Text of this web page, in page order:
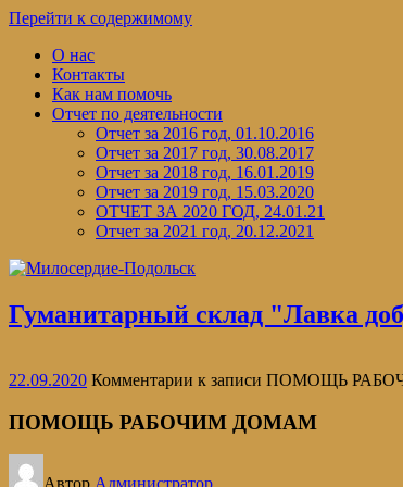
Перейти к содержимому
О нас
Контакты
Как нам помочь
Отчет по деятельности
Отчет за 2016 год, 01.10.2016
Отчет за 2017 год, 30.08.2017
Отчет за 2018 год, 16.01.2019
Отчет за 2019 год, 15.03.2020
ОТЧЕТ ЗА 2020 ГОД, 24.01.21
Отчет за 2021 год, 20.12.2021
Гуманитарный склад "Лавка
22.09.2020 Комментарии к записи ПОМОЩЬ
ПОМОЩЬ РАБОЧИМ ДОМАМ